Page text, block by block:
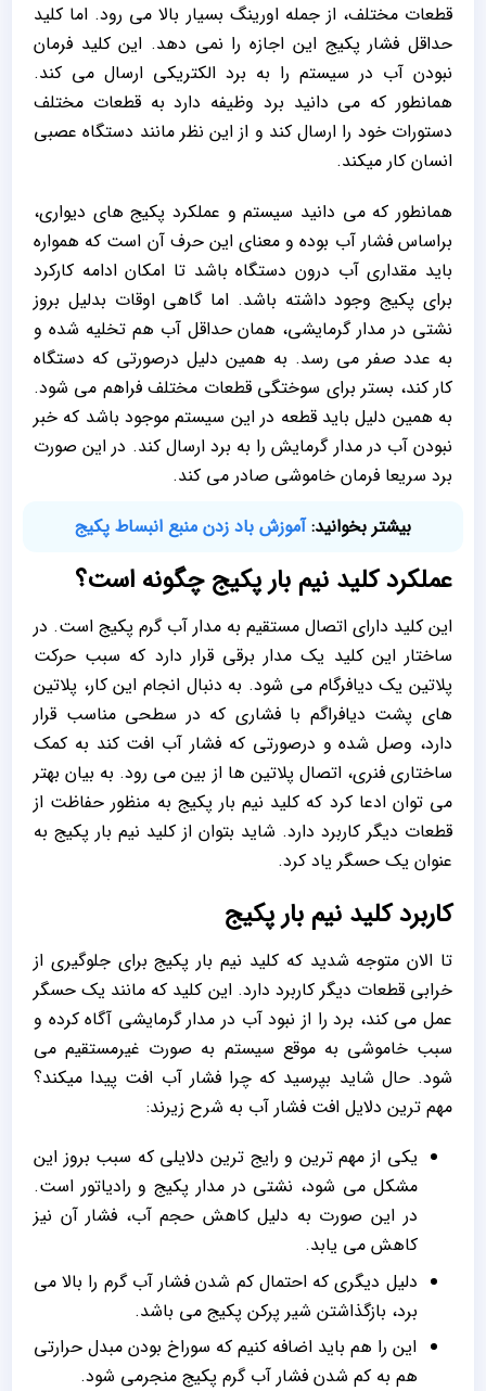
قطعات مختلف، از جمله اورینگ بسیار بالا می رود. اما کلید
حداقل فشار پکیج این اجازه را نمی دهد. این کلید فرمان
نبودن آب در سیستم را به برد الکتریکی ارسال می کند.
همانطور که می دانید برد وظیفه دارد به قطعات مختلف
دستورات خود را ارسال کند و از این نظر مانند دستگاه عصبی
انسان کار میکند.
همانطور که می دانید سیستم و عملکرد پکیج های دیواری،
براساس فشار آب بوده و معنای این حرف آن است که همواره
باید مقداری آب درون دستگاه باشد تا امکان ادامه کارکرد
برای پکیج وجود داشته باشد. اما گاهی اوقات بدلیل بروز
نشتی در مدار گرمایشی، همان حداقل آب هم تخلیه شده و
به عدد صفر می رسد. به همین دلیل درصورتی که دستگاه
کار کند، بستر برای سوختگی قطعات مختلف فراهم می شود.
به همین دلیل باید قطعه در این سیستم موجود باشد که خبر
نبودن آب در مدار گرمایش را به برد ارسال کند. در این صورت
برد سریعا فرمان خاموشی صادر می کند.
بیشتر بخوانید:آموزش باد زدن منبع انبساط پکیج
عملکرد کلید نیم بار پکیج چگونه است؟
این کلید دارای اتصال مستقیم به مدار آب گرم پکیج است. در
ساختار این کلید یک مدار برقی قرار دارد که سبب حرکت
پلاتین یک دیافرگام می شود. به دنبال انجام این کار، پلاتین
های پشت دیافراگم با فشاری که در سطحی مناسب قرار
دارد، وصل شده و درصورتی که فشار آب افت کند به کمک
ساختاری فنری، اتصال پلاتین ها از بین می رود. به بیان بهتر
می توان ادعا کرد که کلید نیم بار پکیج به منظور حفاظت از
قطعات دیگر کاربرد دارد. شاید بتوان از کلید نیم بار پکیج به
عنوان یک حسگر یاد کرد.
کاربرد کلید نیم بار پکیج
تا الان متوجه شدید که کلید نیم بار پکیج برای جلوگیری از
خرابی قطعات دیگر کاربرد دارد. این کلید که مانند یک حسگر
عمل می کند، برد را از نبود آب در مدار گرمایشی آگاه کرده و
سبب خاموشی به موقع سیستم به صورت غیرمستقیم می
شود. حال شاید بپرسید که چرا فشار آب افت پیدا میکند؟
مهم ترین دلایل افت فشار آب به شرح زیرند:
یکی از مهم ترین و رایج ترین دلایلی که سبب بروز این
مشکل می شود، نشتی در مدار پکیج و رادیاتور است.
در این صورت به دلیل کاهش حجم آب، فشار آن نیز
کاهش می یابد.
دلیل دیگری که احتمال کم شدن فشار آب گرم را بالا می
برد، بازگذاشتن شیر پرکن پکیج می باشد.
این را هم باید اضافه کنیم که سوراخ بودن مبدل حرارتی
هم به کم شدن فشار آب گرم پکیج منجرمی شود.